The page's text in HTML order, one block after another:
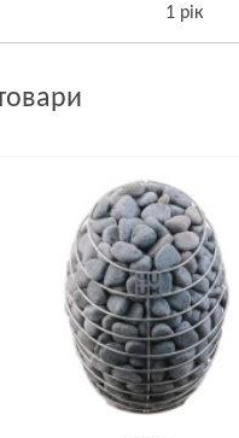
1 рік